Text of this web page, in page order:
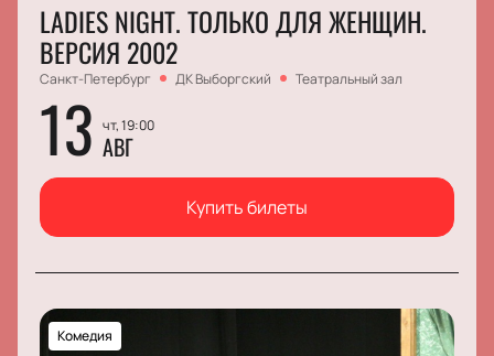
LADIES NIGHT. ТОЛЬКО ДЛЯ ЖЕНЩИН.
ВЕРСИЯ 2002
Санкт-Петербург ДК Выборгский Театральный зал
13 чт, 19:00
АВГ
Купить билеты
Комедия